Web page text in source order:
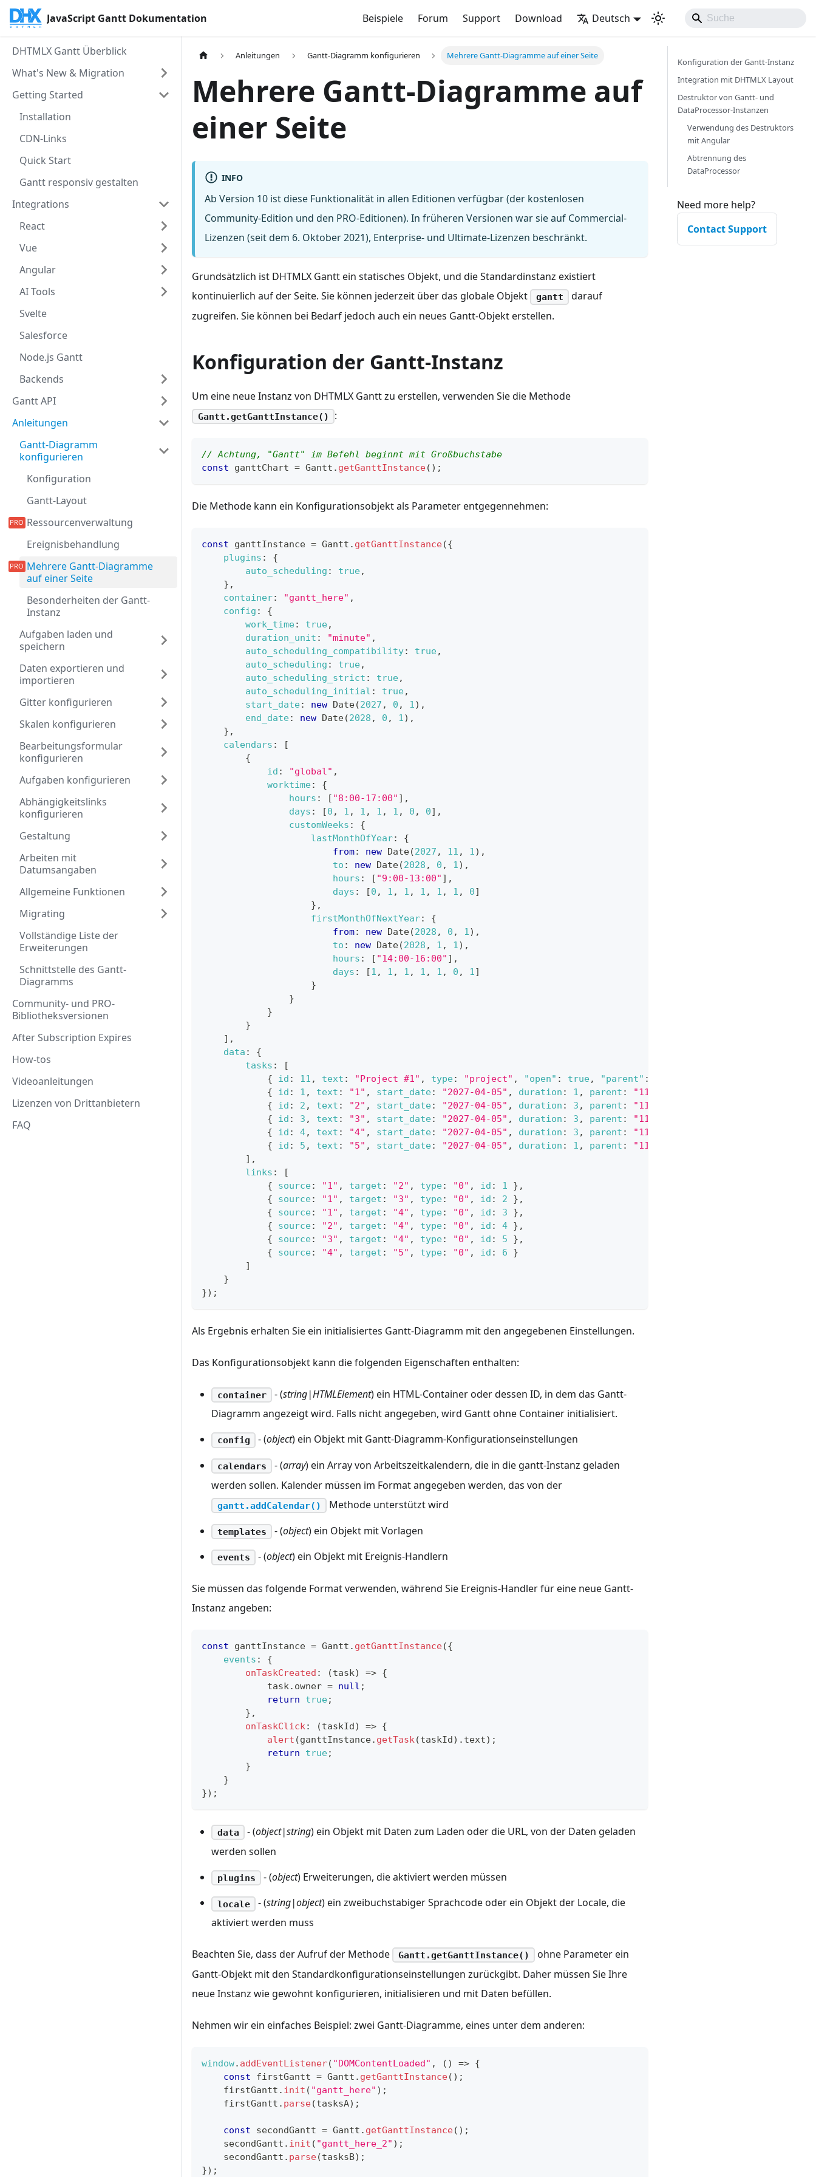
JavaScript Gantt Dokumentation Beispiele Forum Support Download Deutsch
DHTMLX Gantt Überblick
What's New & Migration
Getting Started
Installation
CDN-Links
Quick Start
Gantt responsiv gestalten
Integrations
React
Vue
Angular
AI Tools
Svelte
Salesforce
Node.js Gantt
Backends
Gantt API
Anleitungen
Gantt-Diagramm
konfigurieren
Konfiguration
Gantt-Layout
Ressourcenverwaltung
Ereignisbehandlung
Mehrere Gantt-Diagramme
auf einer Seite
Besonderheiten der Gantt-
Instanz
Aufgaben laden und
speichern
Daten exportieren und
importieren
Gitter konfigurieren
Skalen konfigurieren
Bearbeitungsformular
konfigurieren
Aufgaben konfigurieren
Abhängigkeitslinks
konfigurieren
Gestaltung
Arbeiten mit
Datumsangaben
Allgemeine Funktionen
Migrating
Vollständige Liste der
Erweiterungen
Schnittstelle des Gantt-
Diagramms
Community- und PRO-
Bibliotheksversionen
After Subscription Expires
How-tos
Videoanleitungen
Lizenzen von Drittanbietern
FAQ
Anleitungen Gantt-Diagramm konfigurieren Mehrere Gantt-Diagramme auf einer Seite
Mehrere Gantt-Diagramme auf
einer Seite
INFO
Ab Version 10 ist diese Funktionalität in allen Editionen verfügbar (der kostenlosen
Community-Edition und den PRO-Editionen). In früheren Versionen war sie auf Commercial-
Lizenzen (seit dem 6. Oktober 2021), Enterprise- und Ultimate-Lizenzen beschränkt.
Grundsätzlich ist DHTMLX Gantt ein statisches Objekt, und die Standardinstanz existiert
kontinuierlich auf der Seite. Sie können jederzeit über das globale Objekt
gantt
darauf
zugreifen. Sie können bei Bedarf jedoch auch ein neues Gantt-Objekt erstellen.
Konfiguration der Gantt-Instanz
Um eine neue Instanz von DHTMLX Gantt zu erstellen, verwenden Sie die Methode
Gantt.getGanttInstance() :
// Achtung, "Gantt" im Befehl beginnt mit Großbuchstabe
const ganttChart = Gantt . getGanttInstance( ) ;
Die Methode kann ein Konfigurationsobjekt als Parameter entgegennehmen:
const ganttInstance = Gantt . getGanttInstance({
plugins :
{
auto_scheduling : true,
} ,
container: "gantt_here" ,
config :
{
work_time: true,
duration_unit : "minute" ,
auto_scheduling_compatibility: true,
auto_scheduling : true,
auto_scheduling_strict : true,
auto_scheduling_initial : true,
start_date: new Date(2027 , 0 , 1) ,
end_date: new Date(2028 , 0 , 1) ,
} ,
calendars :
[
{
id : "global" ,
worktime:
{
hours : [ "8:00-17:00" ] ,
days : [0 , 1 , 1 , 1 , 1 , 0 , 0] ,
customWeeks :
{
lastMonthOfYear:
{
from: new Date(2027 , 11 , 1) ,
to : new Date(2028 , 0 , 1) ,
hours : [ "9:00-13:00" ] ,
days : [0 , 1 , 1 , 1 , 1 , 1 , 0]
} ,
firstMonthOfNextYear:
{
from: new Date(2028 , 0 , 1) ,
to : new Date(2028 , 1 , 1) ,
hours : [ "14:00-16:00" ] ,
days : [1 , 1 , 1 , 1 , 1 , 0 , 1]
}
}
}
}
] ,
data :
{
tasks :
[
{
id : 11 , text : "Project #1" , type: "project" , "open" : true, "parent" :
{
id : 1 , text : "1" , start_date: "2027-04-05" , duration : 1 , parent : "11"
{
id : 2 , text : "2" , start_date: "2027-04-05" , duration : 3 , parent : "11"
{
id : 3 , text : "3" , start_date: "2027-04-05" , duration : 3 , parent : "11"
{
id : 4, text : "4" , start_date: "2027-04-05" , duration : 3 , parent : "11"
{
id : 5 , text : "5" , start_date: "2027-04-05" , duration : 1 , parent : "11"
] ,
links :
[
{
source: "1" , target : "2" , type: "0" , id : 1 } ,
{
source: "1" , target : "3" , type: "0" , id : 2 } ,
{
source: "1" , target : "4" , type: "0" , id : 3 } ,
{
source: "2" , target : "4" , type: "0" , id : 4 } ,
{
source: "3" , target : "4" , type: "0" , id : 5 } ,
{
source: "4" , target : "5" , type: "0" , id : 6
}
]
}
}) ;
Als Ergebnis erhalten Sie ein initialisiertes Gantt-Diagramm mit den angegebenen Einstellungen.
Das Konfigurationsobjekt kann die folgenden Eigenschaften enthalten:
container - (string|HTMLElement) ein HTML-Container oder dessen ID, in dem das Gantt-
Diagramm angezeigt wird. Falls nicht angegeben, wird Gantt ohne Container initialisiert.
config - (object) ein Objekt mit Gantt-Diagramm-Konfigurationseinstellungen
calendars - (array) ein Array von Arbeitszeitkalendern, die in die gantt-Instanz geladen
werden sollen. Kalender müssen im Format angegeben werden, das von der
gantt.addCalendar() Methode unterstützt wird
templates - (object) ein Objekt mit Vorlagen
events - (object) ein Objekt mit Ereignis-Handlern
Sie müssen das folgende Format verwenden, während Sie Ereignis-Handler für eine neue Gantt-
Instanz angeben:
const ganttInstance = Gantt . getGanttInstance({
events :
{
onTaskCreated : (task) => {
            task
. owner = null ;
return
true;
} ,
onTaskClick: (taskId) => {
alert (ganttInstance. getTask(taskId) . text) ;
return
true;
}
}
}) ;
data - (object|string) ein Objekt mit Daten zum Laden oder die URL, von der Daten geladen
werden sollen
plugins - (object) Erweiterungen, die aktiviert werden müssen
locale - (string|object) ein zweibuchstabiger Sprachcode oder ein Objekt der Locale, die
aktiviert werden muss
Beachten Sie, dass der Aufruf der Methode Gantt.getGanttInstance()
ohne Parameter ein
Gantt-Objekt mit den Standardkonfigurationseinstellungen zurückgibt. Daher müssen Sie Ihre
neue Instanz wie gewohnt konfigurieren, initialisieren und mit Daten befüllen.
Nehmen wir ein einfaches Beispiel: zwei Gantt-Diagramme, eines unter dem anderen:
window. addEventListener( "DOMContentLoaded" , ( ) => {
const firstGantt = Gantt . getGanttInstance( ) ;
    firstGantt
. init ( "gantt_here" ) ;
    firstGantt
. parse(tasksA) ;
const secondGantt = Gantt . getGanttInstance( ) ;
    secondGantt
. init ( "gantt_here_2" ) ;
    secondGantt
. parse(tasksB) ;
}) ;
Konfiguration der Gantt-Instanz
Integration mit DHTMLX Layout
Destruktor von Gantt- und
DataProcessor-Instanzen
Verwendung des Destruktors
mit Angular
Abtrennung des
DataProcessor
Need more help?
Contact Support